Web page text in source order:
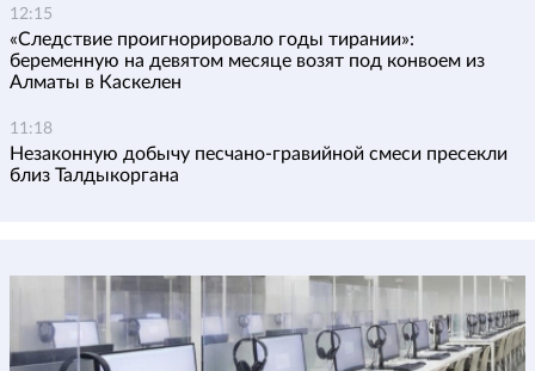
12:15
«Следствие проигнорировало годы тирании»:
беременную на девятом месяце возят под конвоем из
Алматы в Каскелен
11:18
Незаконную добычу песчано-гравийной смеси пресекли
близ Талдыкоргана